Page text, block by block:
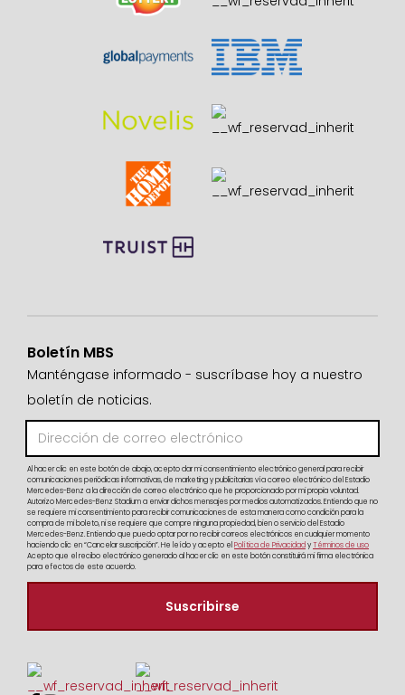
Boletín MBS
Manténgase informado - suscríbase hoy a nuestro
boletín de noticias.
Al hacer clic en este botón de abajo, acepto dar mi consentimiento electrónico general para recibir
comunicaciones periódicas informativas, de marketing y publicitarias vía correo electrónico del Estadio
Mercedes-Benz a la dirección de correo electrónico que he proporcionado por mi propia voluntad.
Autorizo Mercedes-Benz Stadium a enviar dichos mensajes por medios automatizados. Entiendo que no
se requiere mi consentimiento para recibir comunicaciones de esta manera como condición para la
compra de mi boleto, ni se requiere que compre ninguna propiedad, bien o servicio del Estadio
Mercedes-Benz. Entiendo que puedo optar por no recibir correos electrónicos en cualquier momento
haciendo clic en “Cancelar suscripción”. He leído y acepto el Política de PrivacidadyTérminos de uso
Acepto que el recibo electrónico generado al hacer clic en este botón constituirá mi firma electrónica
para efectos de este acuerdo.